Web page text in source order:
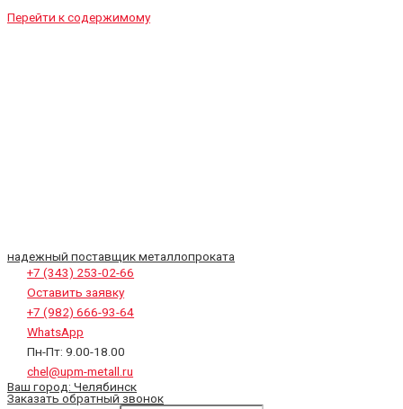
Перейти к содержимому
надежный поставщик металлопроката
+7 (343) 253-02-66
Оставить заявку
+7 (982) 666-93-64
WhatsApp
Пн-Пт: 9.00-18.00
chel@upm-metall.ru
Ваш город: Челябинск
Заказать обратный звонок